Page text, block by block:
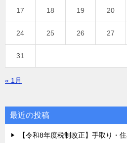
17 18 19 20
24 25 26 27
31
« 1月
最近の投稿
【令和8年度税制改正】手取り・